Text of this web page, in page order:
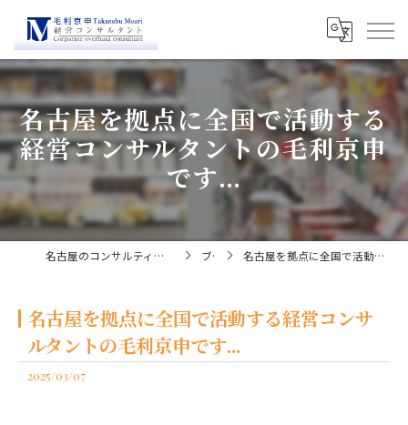
名古屋を拠点に全国で活動する
経営コンサルタントの毛利京申
です...
名古屋のコンサルティングなら経営コンサルタント毛利京申 ブログ 名古屋を拠点に全国で活動する経営コンサルタントの毛利京申です...
名古屋を拠点に全国で活動する経営コンサ
ルタントの毛利京申です...
2025/03/07